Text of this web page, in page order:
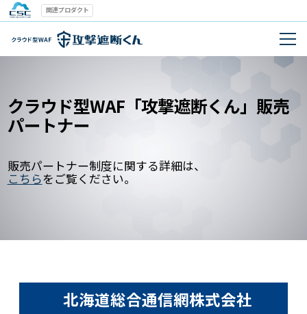
関連プロダクト
クラウド型WAF「攻撃遮断くん」販売
パートナー
販売パートナー制度に関する詳細は、
こちらをご覧ください。
北海道総合通信網株式会社